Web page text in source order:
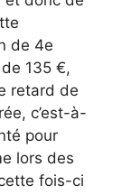
de 4e
135 €,
retard de
c’est-à-
pour
lors des
fois-ci